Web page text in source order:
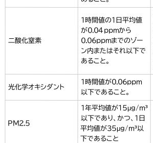
二酸化窒素
１時間値の１日平均値
が0.04ppmから
0.06ppmまでのゾー
ン内またはそれ以下で
あること。
光化学オキシダント
1時間値が0.06ppm
以下であること。
PM2.5
１年平均値が15μg/m³
以下であり、かつ、１日
平均値が35μg/m³以
下であること